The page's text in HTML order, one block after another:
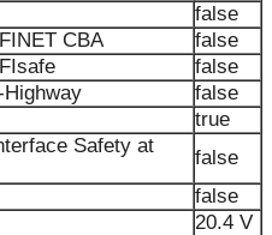
false
CBA
false
false
false
true
Safety at
false
false
20.4 V